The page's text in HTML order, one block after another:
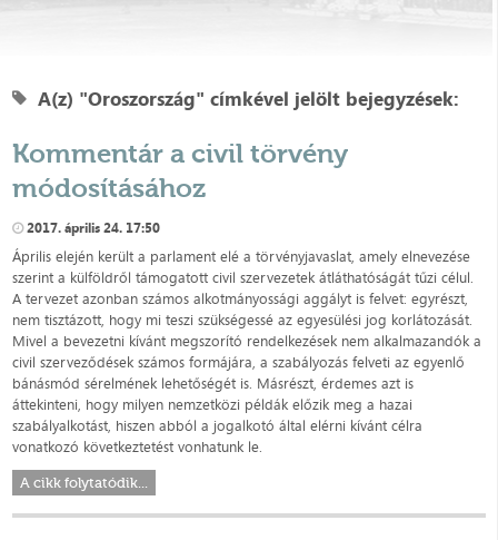
A(z) "Oroszország" címkével jelölt bejegyzések:
Kommentár a civil törvény
módosításához
2017. április 24. 17:50
Április elején került a parlament elé a törvényjavaslat, amely elnevezése
szerint a külföldről támogatott civil szervezetek átláthatóságát tűzi célul.
A tervezet azonban számos alkotmányossági aggályt is felvet: egyrészt,
nem tisztázott, hogy mi teszi szükségessé az egyesülési jog korlátozását.
Mivel a bevezetni kívánt megszorító rendelkezések nem alkalmazandók a
civil szerveződések számos formájára, a szabályozás felveti az egyenlő
bánásmód sérelmének lehetőségét is. Másrészt, érdemes azt is
áttekinteni, hogy milyen nemzetközi példák előzik meg a hazai
szabályalkotást, hiszen abból a jogalkotó által elérni kívánt célra
vonatkozó következtetést vonhatunk le.
A cikk folytatódik...